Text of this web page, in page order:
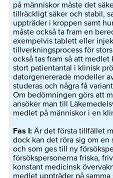
på människor måste det
tillräckligt säker och stabil,
uppträder i kroppen samt
måste också ta fram en
exempelvis tablett eller
tillverkningsprocess för
också tas fram så att
stort patientantal i klinisk
datorgenererade modeller
studeras och några få
Om bedömningen görs att
ansöker man till
medlet på människor i en
Fas I: Är det första tillfället
dock kan det röra sig om
och som ges till ny
försökspersonerna friska,
konstant medicinsk